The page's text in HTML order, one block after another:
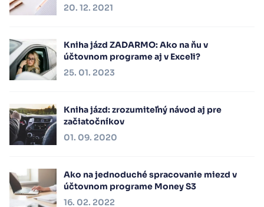
20. 12. 2021
Kniha jázd ZADARMO: Ako na ňu v
účtovnom programe aj v Exceli?
25. 01. 2023
Kniha jázd: zrozumiteľný návod aj pre
začiatočníkov
01. 09. 2020
Ako na jednoduché spracovanie miezd v
účtovnom programe Money S3
16. 02. 2022